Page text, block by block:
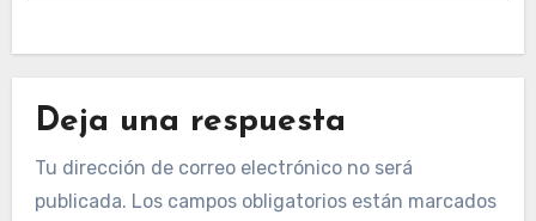
Deja una respuesta
Tu dirección de correo electrónico no será
publicada. Los campos obligatorios están marcados